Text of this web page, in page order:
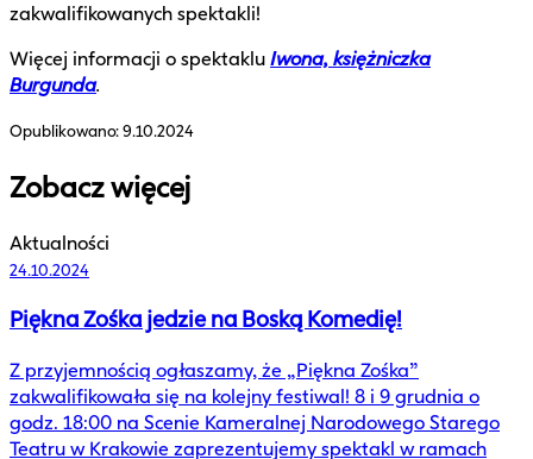
zakwalifikowanych spektakli!
Więcej informacji o spektaklu Iwona, księżniczka
Burgunda.
Opublikowano:9.10.2024
Zobacz więcej
Aktualności
24.10.2024
Piękna Zośka jedzie na Boską Komedię!
Z przyjemnością ogłaszamy, że „Piękna Zośka”
zakwalifikowała się na kolejny festiwal! 8 i 9 grudnia o
godz. 18:00 na Scenie Kameralnej Narodowego Starego
Teatru w Krakowie zaprezentujemy spektakl w ramach